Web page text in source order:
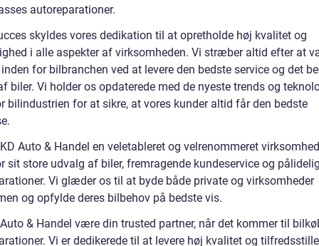
autoreparationer.
skyldes vores dedikation til at opretholde høj kvalitet og
i alle aspekter af virksomheden. Vi stræber altid efter at
for bilbranchen ved at levere den bedste service og det
biler. Vi holder os opdaterede med de nyeste trends og
bilindustrien for at sikre, at vores kunder altid får den bedste
Auto & Handel en veletableret og velrenommeret
sit store udvalg af biler, fremragende kundeservice og
Vi glæder os til at byde både private og virksomheder
og opfylde deres bilbehov på bedste vis.
& Handel være din trusted partner, når det kommer til
Vi er dedikerede til at levere høj kvalitet og